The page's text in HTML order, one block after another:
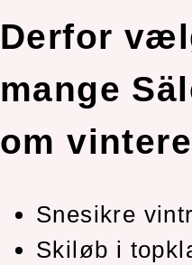
Derfor
mange
om
Snesikre
Skiløb i